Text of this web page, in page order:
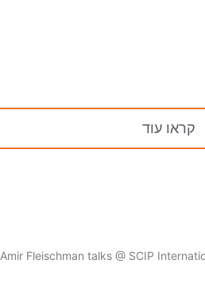
קראו עוד
Amir Fleischman talks @ SCIP